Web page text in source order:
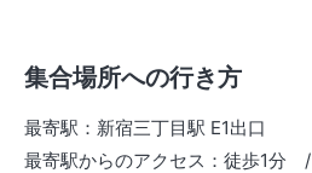
集合場所への行き方
最寄駅 ： 新宿三丁目駅 E1出口
最寄駅からのアクセス ： 徒歩1分 /